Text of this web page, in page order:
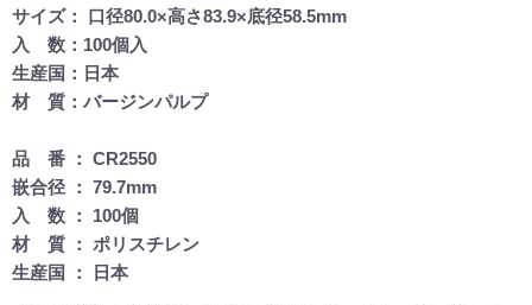
サイズ： 口径80.0×高さ83.9×底径58.5mm
入 数：100個入
生産国：日本
材 質：バージンパルプ
品 番 ： CR2550
嵌合径 ： 79.7mm
入 数 ： 100個
材 質 ： ポリスチレン
生産国 ： 日本